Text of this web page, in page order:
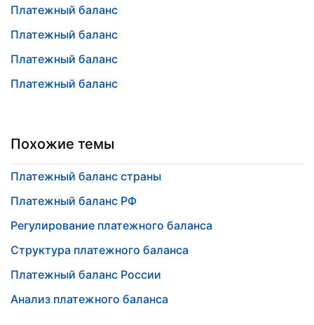
Платежный баланс
Платежный баланс
Платежный баланс
Платежный баланс
Похожие темы
Платежный баланс страны
Платежный баланс РФ
Регулирование платежного баланса
Структура платежного баланса
Платежный баланс России
Анализ платежного баланса